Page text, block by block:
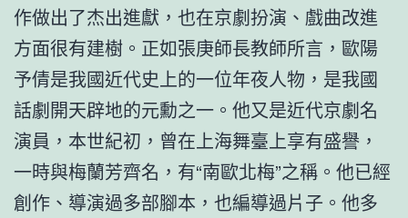
作做出了杰出進獻，也在京劇扮演、戲曲改進
方面很有建樹。正如張庚師長教師所言，歐陽
予倩是我國近代史上的一位年夜人物，是我國
話劇開天辟地的元勳之一。他又是近代京劇名
演員，本世紀初，曾在上海舞臺上享有盛譽，
一時與梅蘭芳齊名，有“南歐北梅”之稱。他已經
創作、導演過多部腳本，也編導過片子。他多